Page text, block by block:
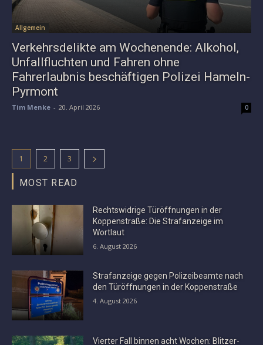
Allgemein
Verkehrsdelikte am Wochenende: Alkohol,
Unfallfluchten und Fahren ohne
Fahrerlaubnis beschäftigen Polizei Hameln-
Pyrmont
Tim Menke - 20. April 2026 0
1 2 3
MOST READ
Rechtswidrige Türöffnungen in der
Koppenstraße: Die Strafanzeige im
Wortlaut
6. August 2026
Strafanzeige gegen Polizeibeamte nach
den Türöffnungen in der Koppenstraße
4. August 2026
Vierter Fall binnen acht Wochen: Blitzer-